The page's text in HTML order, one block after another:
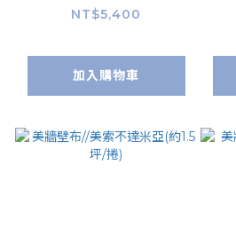
NT$5,400
加入購物車